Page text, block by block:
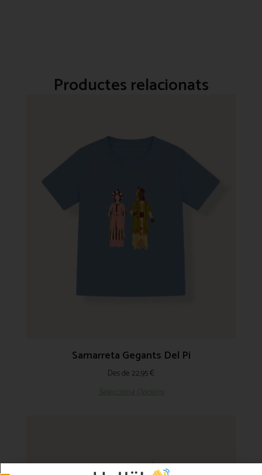
Productes relacionats
Samarreta Gegants Del Pi
Des de 22,95€